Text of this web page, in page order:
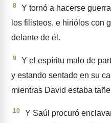
8
Y tornó a hacerse
los filisteos, e hiriólos con
delante de él.
9
Y el espíritu malo de
y estan­do sentado en su
mientras David estaba
10
Y Saúl procuró